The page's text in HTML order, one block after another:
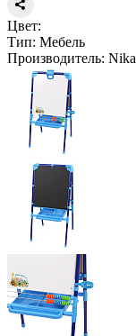
Цвет:
Тип: Мебель
Производитель: Nika